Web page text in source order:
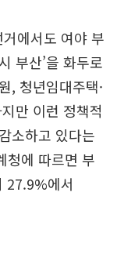
에서도 여야 부
부산’을 화두로
, 청년임대주택·
만 이런 정책적
소하고 있다는
청에 따르면 부
27.9%에서